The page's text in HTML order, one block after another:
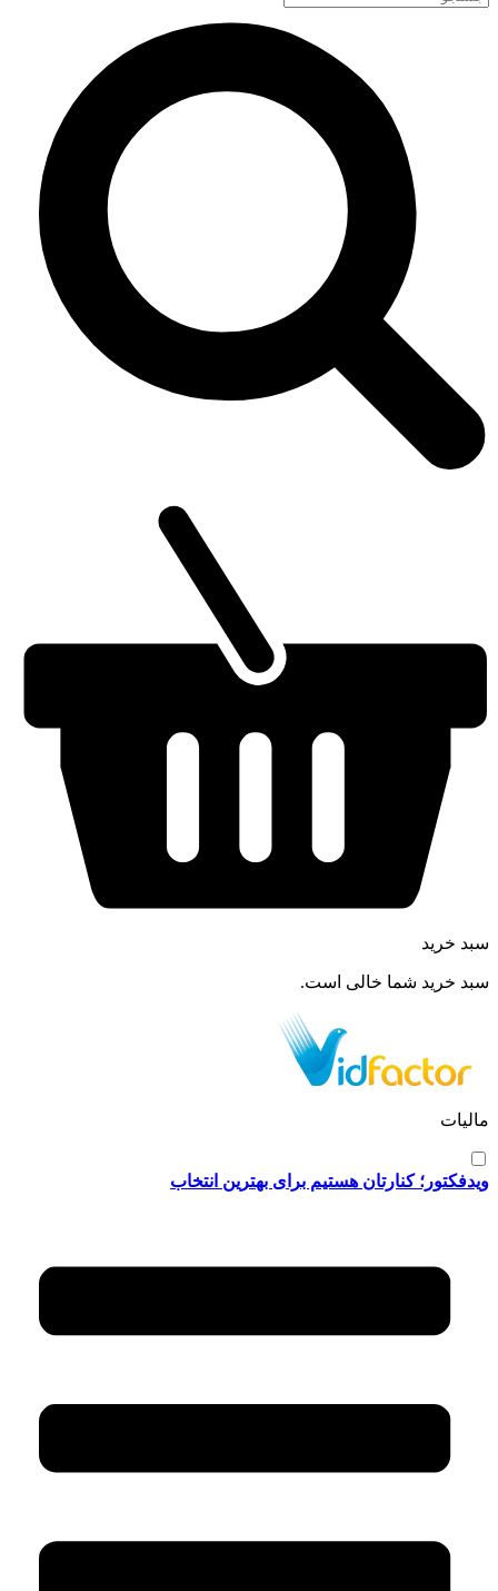
سبد خرید
سبد خرید شما خالی است.
مالیات
ویدفکتور؛ کنارتان هستیم برای بهترین انتخاب